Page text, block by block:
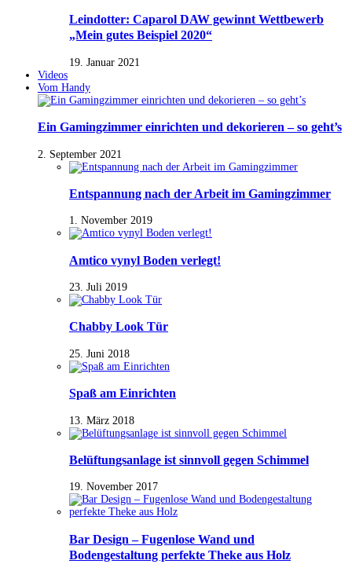
Leindotter: Caparol DAW gewinnt Wettbewerb
„Mein gutes Beispiel 2020“
19. Januar 2021
Videos
Vom Handy
Ein Gamingzimmer einrichten und dekorieren – so geht’s
2. September 2021
Entspannung nach der Arbeit im Gamingzimmer
1. November 2019
Amtico vynyl Boden verlegt!
23. Juli 2019
Chabby Look Tür
25. Juni 2018
Spaß am Einrichten
13. März 2018
Belüftungsanlage ist sinnvoll gegen Schimmel
19. November 2017
Bar Design – Fugenlose Wand und
Bodengestaltung perfekte Theke aus Holz